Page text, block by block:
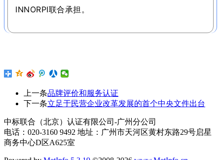
INNORPI联合承担。
上一条品牌评价和服务认证
下一条立足于民营企业改革发展的首个中央文件出台
中标联合（北京）认证有限公司-广州分公司
电话：020-3160 9492 地址：广州市天河区黄村东路29号启星
商务中心D区A625室